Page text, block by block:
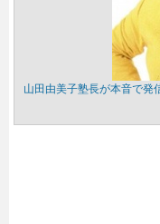
山田由美子塾長が本音で発